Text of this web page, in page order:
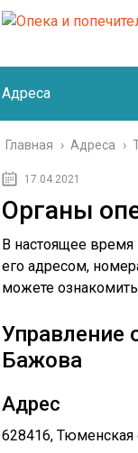
Адреса
Главная › Адреса ›
17.04.2021
Органы
В настоящее время
его адресом,
можете
Управление
Бажова
Адрес
628416, Тюменская